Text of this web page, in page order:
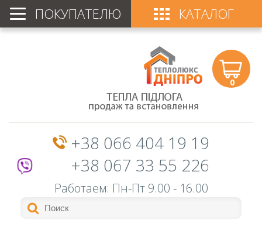
ПОКУПАТЕЛЮ КАТАЛОГ
+38 066 404 19 19
+38 067 33 55 226
Работаем: Пн-Пт 9.00 - 16.00
0